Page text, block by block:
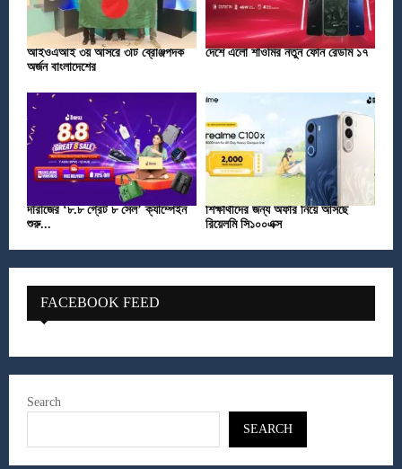
আইওএআই ৩য় আসরে ৩টি ব্রোঞ্জপদক
অর্জন বাংলাদেশের
দেশে এলো শাওমির নতুন ফোন রেডমি ১৭
দারাজের ‘৮.৮ গ্রেট ৮ সেল’ ক্যাম্পেইন
শুরু...
শিক্ষার্থীদের জন্য অফার নিয়ে আসছে
রিয়েলমি সি১০০এক্স
FACEBOOK FEED
Search
SEARCH